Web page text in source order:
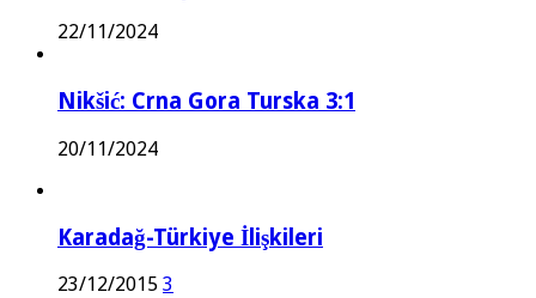
22/11/2024
Nikšić: Crna Gora Turska 3:1
20/11/2024
Karadağ-Türkiye İlişkileri
23/12/2015 3